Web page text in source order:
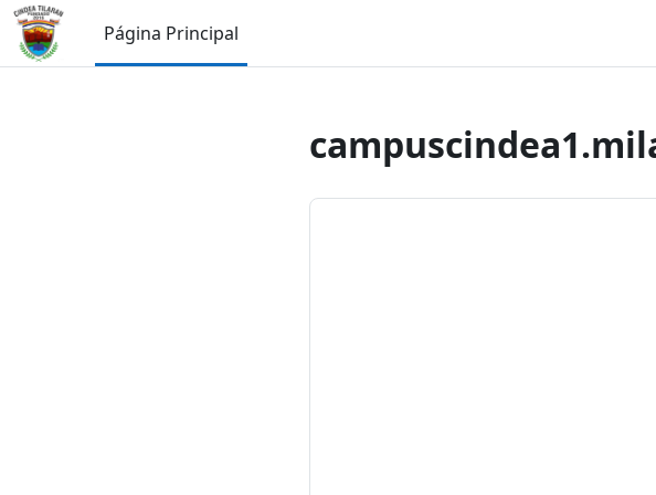
Salta al contenido principal
Página Principal